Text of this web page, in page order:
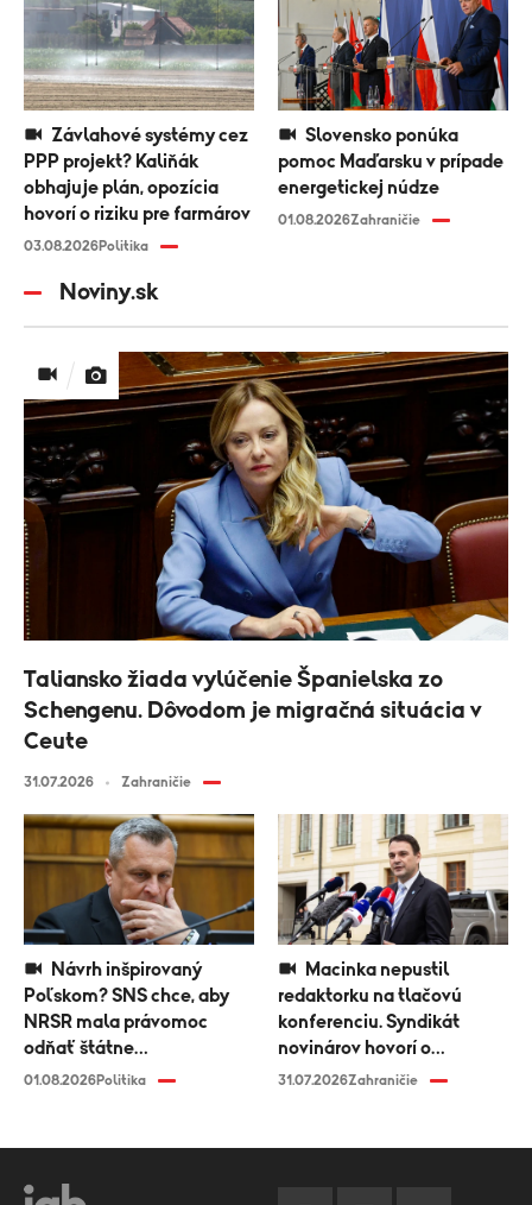
PPP projekt? Kaliňák
obhajuje plán, opozícia
hovorí o riziku pre farmárov
03.08.2026Politika
pomoc Maďarsku v prípade
energetickej núdze
01.08.2026Zahraničie
Noviny.sk
Poľskom? SNS chce, aby
NRSR mala právomoc
odňať štátne
vyznamenanie
01.08.2026Politika
redaktorku na tlačovú
konferenciu. Syndikát
novinárov hovorí o
diskriminácii médií
31.07.2026Zahraničie
Taliansko žiada vylúčenie Španielska zo
Schengenu. Dôvodom je migračná situácia v
Ceute
31.07.2026 Zahraničie